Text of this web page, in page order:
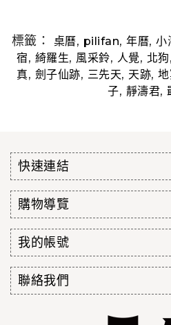
標籤： 桌曆, pilifan,年曆,小
宿, 綺羅生, 風采鈴, 人覺, 北狗,
真, 劍子仙跡, 三先天, 天跡,
子, 靜濤君,
快速連結
購物導覽
我的帳號
聯絡我們